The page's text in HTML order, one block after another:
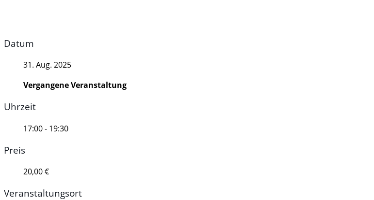
Datum
31. Aug. 2025
Vergangene Veranstaltung
Uhrzeit
17:00 - 19:30
Preis
20,00 €
Veranstaltungsort